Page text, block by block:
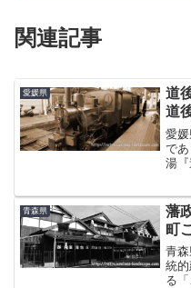
関連記事
愛媛県
道
道
愛
で
湯『
泉
ゃ
青森県
藩
町
青
統
る